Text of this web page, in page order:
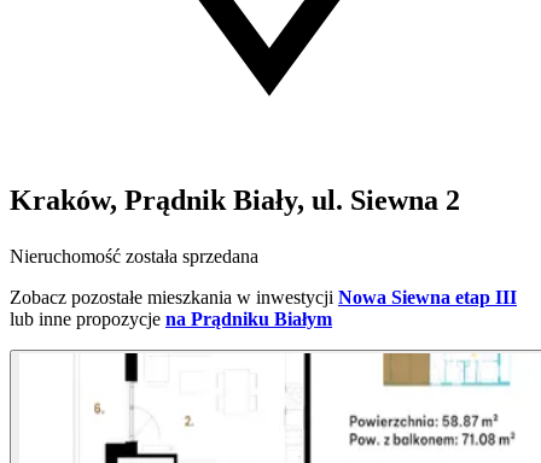
Kraków, Prądnik Biały, ul. Siewna 2
Nieruchomość została sprzedana
Zobacz pozostałe mieszkania w inwestycji Nowa Siewna etap III
lub inne propozycje na Prądniku Białym